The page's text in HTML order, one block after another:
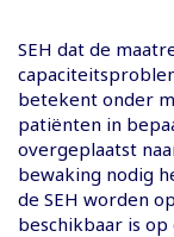
SEH dat de
betekent onder
patiënten in
overgeplaatst
bewaking nodig
de SEH worden
beschikbaar is op